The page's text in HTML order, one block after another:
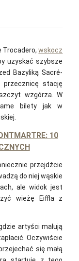
Trocadero,wskocz
uzyskać szybsze
Bazyliką Sacré-
przecznicę stację
wzgórza. W
bilety jak w
10
przejdźcie
do niej wąskie
ale widok jest
wieżę Eiffla z
artyści malują
Oczywiście
się małą